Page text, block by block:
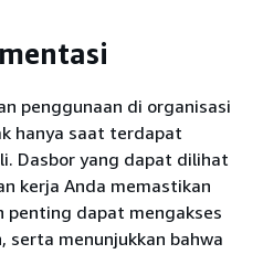
penggunaan di organisasi
hanya saat terdapat
Dasbor yang dapat dilihat
kerja Anda memastikan
penting dapat mengakses
serta menunjukkan bahwa